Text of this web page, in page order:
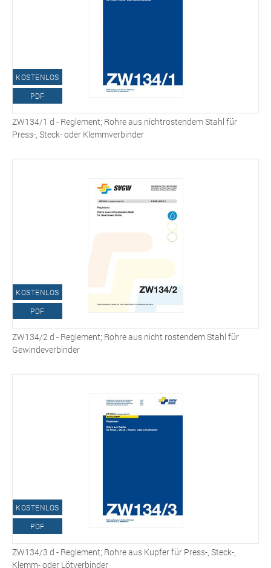
KOSTENLOS
PDF
ZW134/1 d - Reglement; Rohre aus nichtrostendem Stahl für
Press-, Steck- oder Klemmverbinder
KOSTENLOS
PDF
ZW134/2 d - Reglement; Rohre aus nicht rostendem Stahl für
Gewindeverbinder
KOSTENLOS
PDF
ZW134/3 d - Reglement; Rohre aus Kupfer für Press-, Steck-,
Klemm- oder Lötverbinder